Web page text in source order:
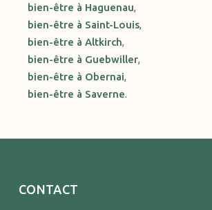
bien-être à Haguenau,
bien-être à Saint-Louis,
bien-être à Altkirch,
bien-être à Guebwiller,
bien-être à Obernai,
bien-être à Saverne.
CONTACT